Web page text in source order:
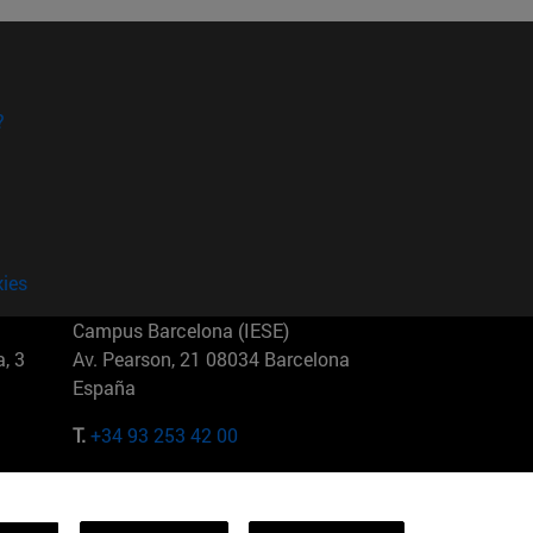
3
Campus Barcelona (IESE)
Av. Pearson, 21 08034 Barcelona
España
T.+34 93 253 42 00